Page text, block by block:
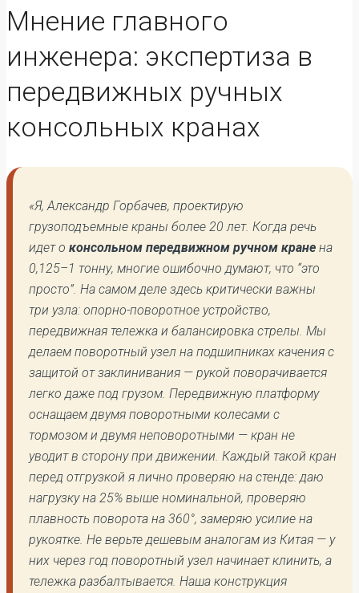
Мнение главного
инженера: экспертиза в
передвижных ручных
консольных кранах
«Я, Александр Горбачев, проектирую
грузоподъемные краны более 20 лет. Когда речь
идет о консольном передвижном ручном кране на
0,125–1 тонну, многие ошибочно думают, что “это
просто”. На самом деле здесь критически важны
три узла: опорно-поворотное устройство,
передвижная тележка и балансировка стрелы. Мы
делаем поворотный узел на подшипниках качения с
защитой от заклинивания — рукой поворачивается
легко даже под грузом. Передвижную платформу
оснащаем двумя поворотными колесами с
тормозом и двумя неповоротными — кран не
уводит в сторону при движении. Каждый такой кран
перед отгрузкой я лично проверяю на стенде: даю
нагрузку на 25% выше номинальной, проверяю
плавность поворота на 360°, замеряю усилие на
рукоятке. Не верьте дешевым аналогам из Китая — у
них через год поворотный узел начинает клинить, а
тележка разбалтывается. Наша конструкция